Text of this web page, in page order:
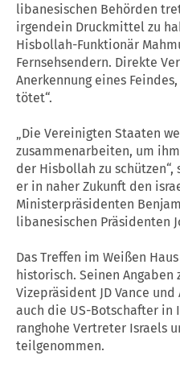
libanesischen Behörden
irgendein Druckmittel zu
Hisbollah-Funktionär
Fernsehsendern. Direkte
Anerkennung eines
tötet“.
„Die Vereinigten Staaten
zusammenarbeiten, um
der Hisbollah zu schützen“,
er in naher Zukunft den
Ministerpräsidenten
libanesischen Präsidenten
Das Treffen im Weißen
historisch. Seinen
Vizepräsident JD Vance
auch die US-Botschafter in
ranghohe Vertreter Israels
teilgenommen.